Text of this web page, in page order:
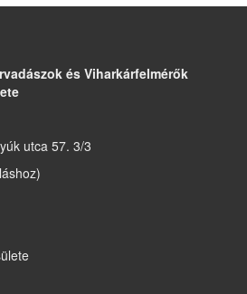
és Viharkárfelmérők
utca 57. 3/3